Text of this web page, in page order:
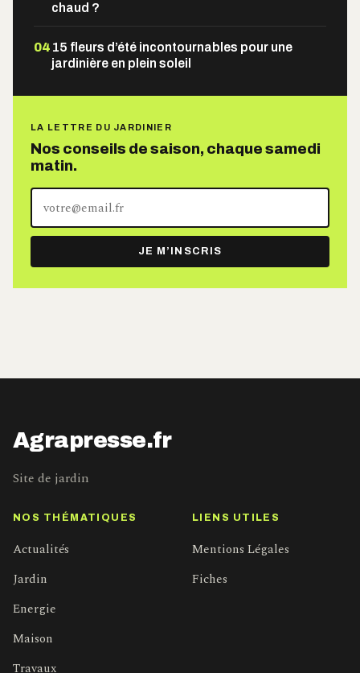
chaud ?
04 15 fleurs d’été incontournables pour une
jardinière en plein soleil
LA LETTRE DU JARDINIER
Nos conseils de saison, chaque samedi
matin.
adresse
e-
mail
JE M’INSCRIS
Agrapresse.fr
Site de jardin
NOS THÉMATIQUES
Actualités
Jardin
Energie
Maison
Travaux
LIENS UTILES
Mentions Légales
Fiches